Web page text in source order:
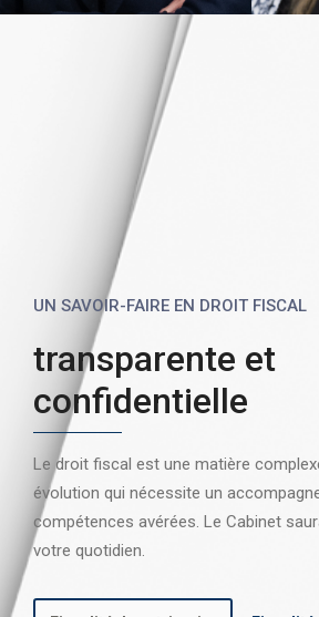
UN SAVOIR-FAIRE EN DROIT FISCAL
transparente et
confidentielle
Le droit fiscal est une matière
évolution qui nécessite un
compétences avérées. Le Cabinet
votre quotidien.